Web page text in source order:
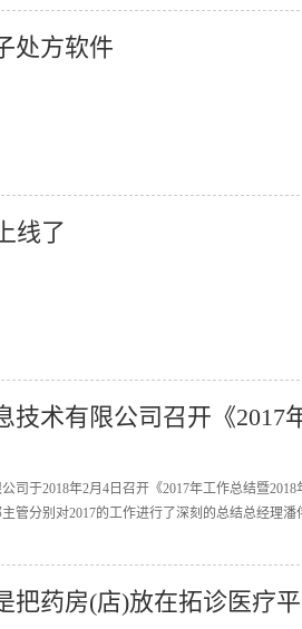
处方软件
线了
技术有限公司召开《2017
司于2018年2月4日召开《2017年工作总结暨
管分别对2017的工作进行了深刻的总结总经理潘
把药房(店)放在拓诊医疗